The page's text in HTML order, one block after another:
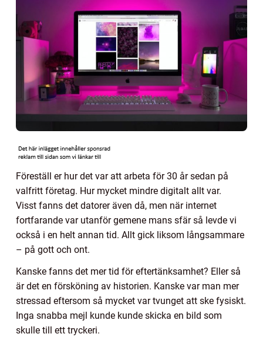
Föreställ er hur det var att arbeta för 30 år sedan på
valfritt företag. Hur mycket mindre digitalt allt var.
Visst fanns det datorer även då, men när internet
fortfarande var utanför gemene mans sfär så levde vi
också i en helt annan tid. Allt gick liksom långsammare
– på gott och ont.
Kanske fanns det mer tid för eftertänksamhet? Eller så
är det en försköning av historien. Kanske var man mer
stressad eftersom så mycket var tvunget att ske fysiskt.
Inga snabba mejl kunde kunde skicka en bild som
skulle till ett tryckeri.